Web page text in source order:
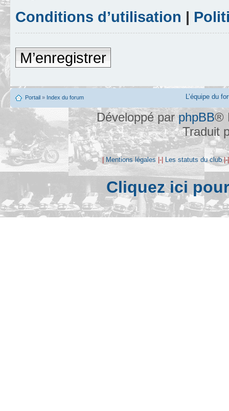
Conditions d’utilisation |
M’enregistrer
Portail » Index du forum L’équipe du
Développé parphpBB®
Traduit
| Mentions légales |-| Les statuts du club
Cliquez ici